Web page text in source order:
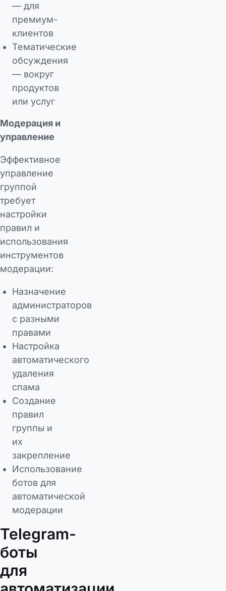
— для
премиум-
клиентов
Тематические
обсуждения
— вокруг
продуктов
или услуг
Модерация и
управление
Эффективное
управление
группой
требует
настройки
правил и
использования
инструментов
модерации:
Назначение
администраторов
с разными
правами
Настройка
автоматического
удаления
спама
Создание
правил
группы и
их
закрепление
Использование
ботов для
автоматической
модерации
Telegram-
боты
для